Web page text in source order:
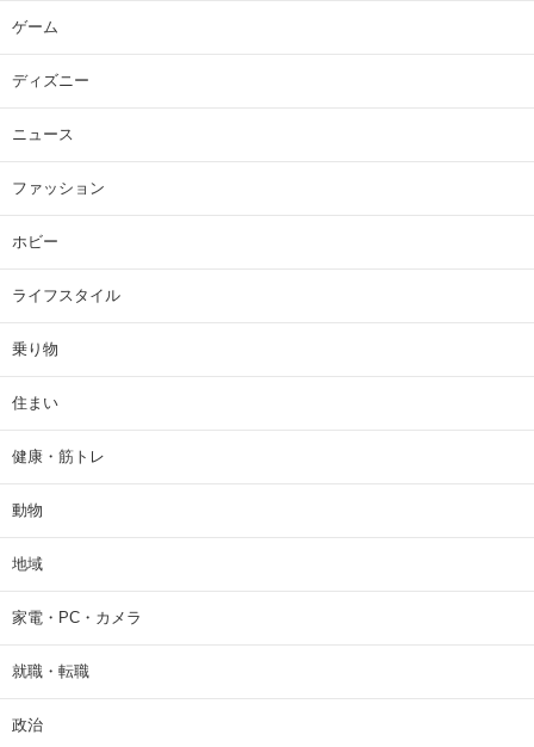
ゲーム
ディズニー
ニュース
ファッション
ホビー
ライフスタイル
乗り物
住まい
健康・筋トレ
動物
地域
家電・PC・カメラ
就職・転職
政治